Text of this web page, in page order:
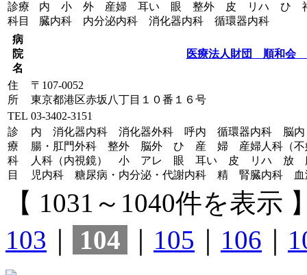
診療
科目
内 小 外 産婦 耳い 眼 整外 皮 リハ ひ 神
臓内科 内分泌内科 消化器内科 循環器内科
病
院
名
医療法人財団 順和会
住
所
〒107-0052
東京都港区赤坂八丁目１０番１６号
TEL 03-3402-3151
診
療
科
目
内 消化器内科 消化器外科 呼内 循環器内科
腸・肛門外科 整外 脳外 ひ 産 婦 産婦人科（不
人科（内視鏡） 小 アレ 眼 耳い 皮 リハ
児内科 糖尿病・内分泌・代謝内科 精 腎臓内科
【 1031～1040件を表示
103
104 105 106